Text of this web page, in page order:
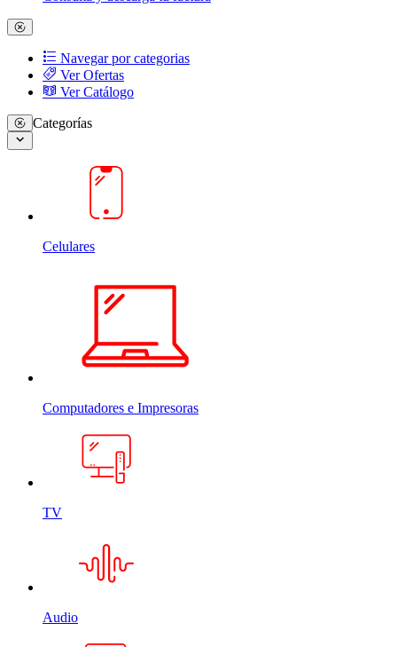
Navegar por categorias
Ver Ofertas
Ver Catálogo
Categorías
Celulares
Computadores e Impresoras
TV
Audio